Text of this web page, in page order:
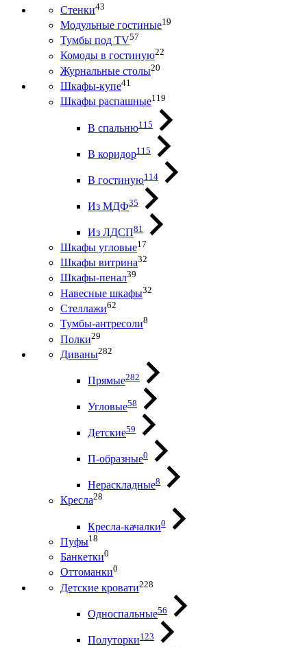
Стенки43
Модульные гостиные19
Тумбы под ТV57
Комоды в гостиную22
Журнальные столы20
Шкафы-купе41
Шкафы распашные119
В спальню115
В коридор115
В гостиную114
Из МДФ35
Из ЛДСП81
Шкафы угловые17
Шкафы витрина32
Шкафы-пенал39
Навесные шкафы32
Стеллажи62
Тумбы-антресоли8
Полки29
Диваны282
Прямые282
Угловые58
Детские59
П-образные0
Нераскладные8
Кресла28
Кресла-качалки0
Пуфы18
Банкетки0
Оттоманки0
Детские кровати228
Односпальные56
Полуторки123